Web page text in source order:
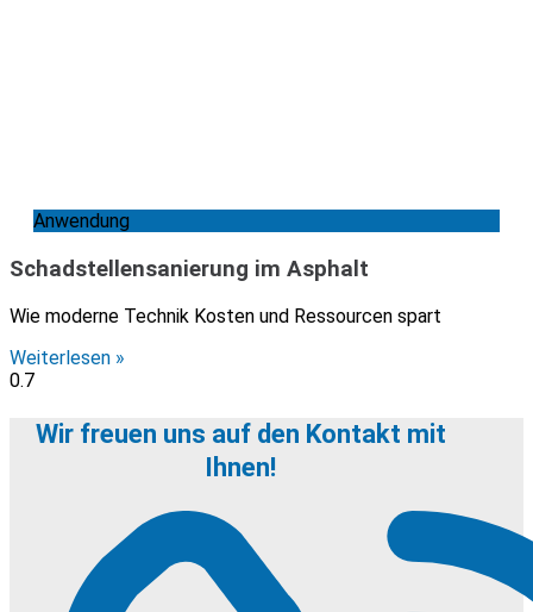
Anwendung
Schadstellensanierung im Asphalt
Wie moderne Technik Kosten und Ressourcen spart
Weiterlesen »
Wir freuen uns auf den Kontakt mit
Ihnen!